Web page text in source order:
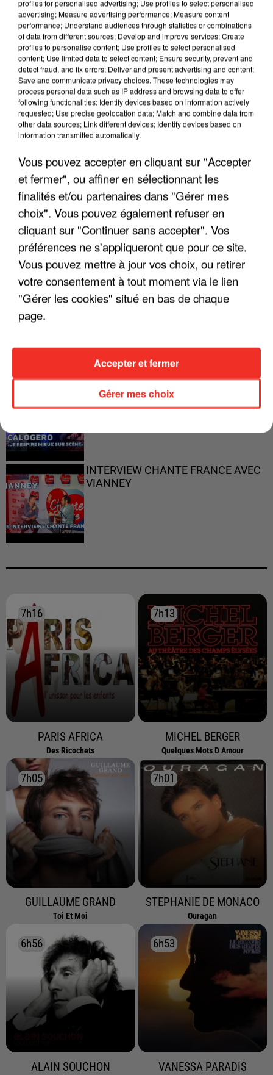
LES INTERVIEWS CHANTE
FRANCE
Voir plus
ENFOIRÉS"
"ON A TOUS LE TRAC"
"ON N'EST PAS DES PARENTS
"JE RESPIRE MIEUX SUR SCÈNE" -
CALOGERO
INTERVIEW CHANTE FRANCE AVEC
VIANNEY
7h16
7h16
PARIS AFRICA
Des Ricochets
7h13
7h13
MICHEL BERGER
Quelques Mots D Amour
7h05
7h05
GUILLAUME GRAND
Toi Et Moi
7h01
7h01
STEPHANIE DE MONACO
Ouragan
6h56
6h56
ALAIN SOUCHON
6h53
6h53
VANESSA PARADIS
profiles for personalised advertising; Use profiles to select personalised
advertising; Measure advertising performance; Measure content
performance; Understand audiences through statistics or combinations
of data from different sources; Develop and improve services; Create
profiles to personalise content; Use profiles to select personalised
content; Use limited data to select content; Ensure security, prevent and
detect fraud, and fix errors; Deliver and present advertising and content;
Save and communicate privacy choices. These technologies may
process personal data such as IP address and browsing data to offer
following functionalities: Identify devices based on information actively
requested; Use precise geolocation data; Match and combine data from
other data sources; Link different devices; Identify devices based on
information transmitted automatically.
Vous pouvez accepter en cliquant sur "Accepter
et fermer", ou affiner en sélectionnant les
finalités et/ou partenaires dans "Gérer mes
choix". Vous pouvez également refuser en
cliquant sur "Continuer sans accepter". Vos
préférences ne s'appliqueront que pour ce site.
Vous pouvez mettre à jour vos choix, ou retirer
votre consentement à tout moment via le lien
"Gérer les cookies" situé en bas de chaque
page.
Gérer mes choix
Accepter et fermer